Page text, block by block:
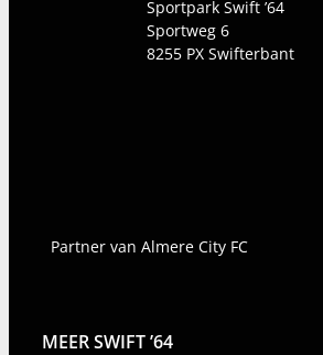
Sportpark Swift ’64
Sportweg 6
8255 PX Swifterbant
Partner van Almere City FC
MEER SWIFT ’64